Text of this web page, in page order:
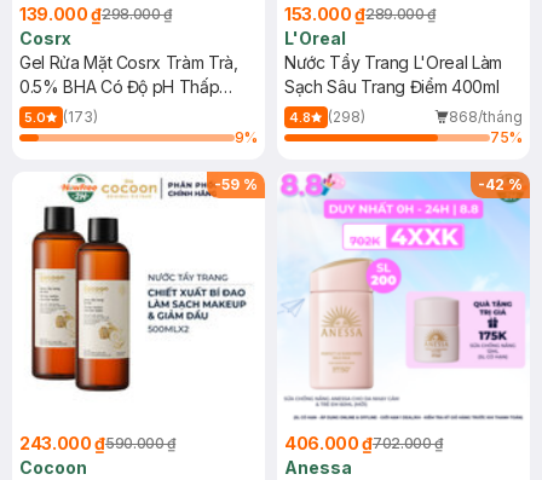
139.000 ₫298.000 ₫
Cosrx
Gel Rửa Mặt Cosrx Tràm Trà,
0.5% BHA Có Độ pH Thấp
150ml
5.0
(173)
9%
153.000 ₫289.000 ₫
L'Oreal
Nước Tẩy Trang L'Oreal Làm
Sạch Sâu Trang Điểm 400ml
4.8 (298)
868/tháng
75%
-59 %
243.000 ₫590.000 ₫
Cocoon
-42%
406.000 ₫702.000 ₫
Anessa